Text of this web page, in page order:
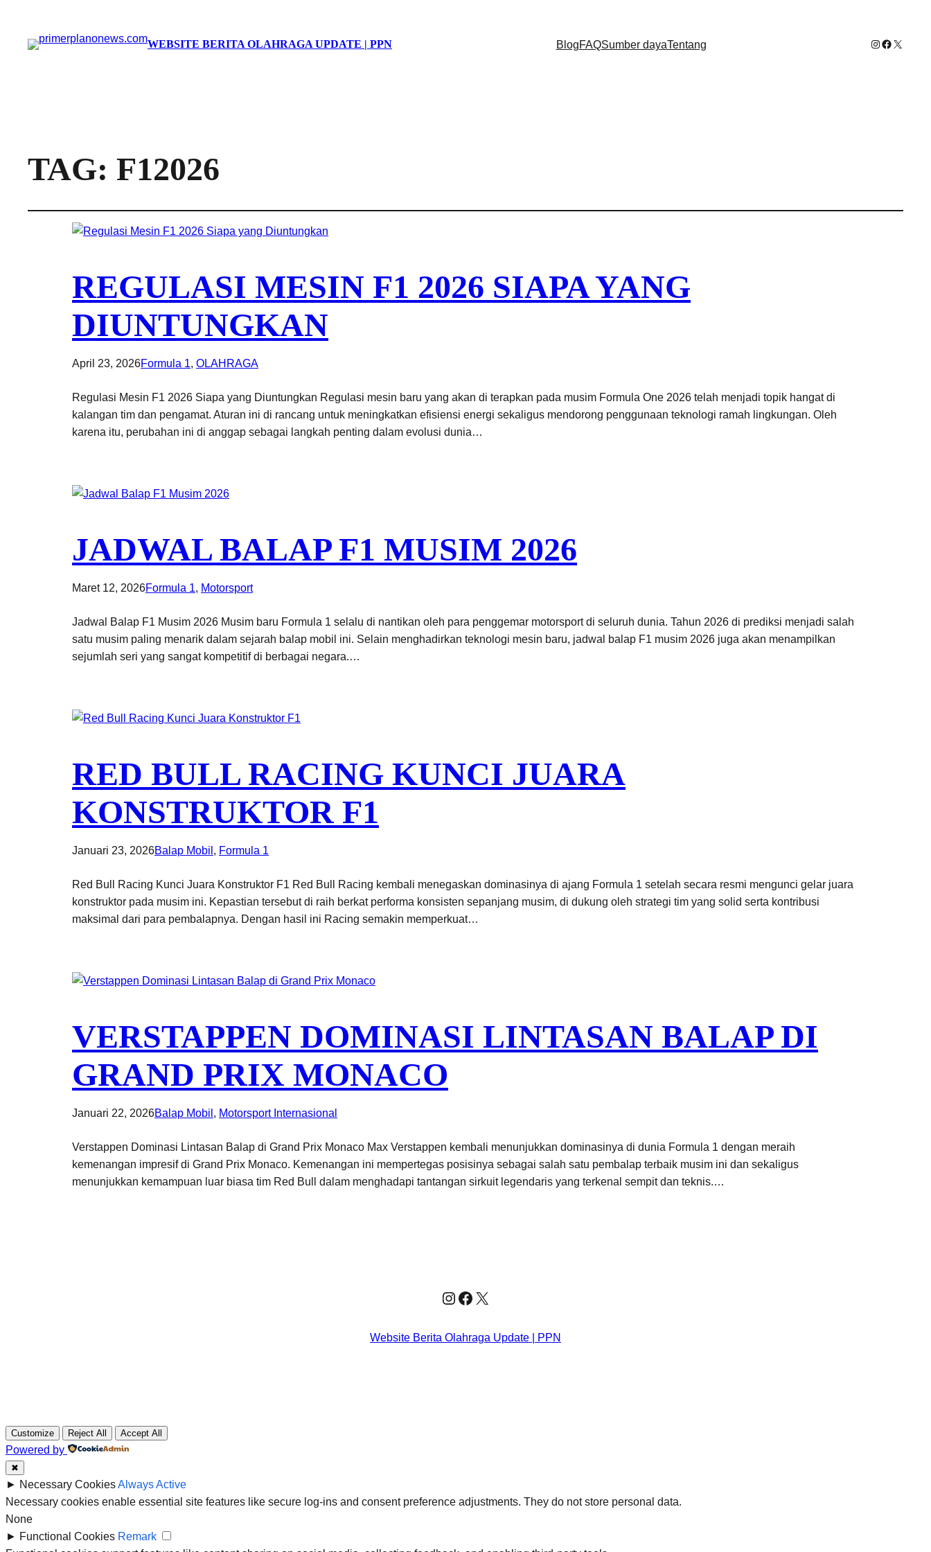
WEBSITE BERITA OLAHRAGA UPDATE | PPN BlogFAQSumber dayaTentang Instagram
Facebook
X
TAG: F12026
REGULASI MESIN F1 2026 SIAPA YANG
DIUNTUNGKAN
April 23, 2026Formula 1, OLAHRAGA
Regulasi Mesin F1 2026 Siapa yang Diuntungkan Regulasi mesin baru yang akan di terapkan pada musim Formula One 2026 telah menjadi topik hangat di
kalangan tim dan pengamat. Aturan ini di rancang untuk meningkatkan efisiensi energi sekaligus mendorong penggunaan teknologi ramah lingkungan. Oleh
karena itu, perubahan ini di anggap sebagai langkah penting dalam evolusi dunia…
JADWAL BALAP F1 MUSIM 2026
Maret 12, 2026Formula 1, Motorsport
Jadwal Balap F1 Musim 2026 Musim baru Formula 1 selalu di nantikan oleh para penggemar motorsport di seluruh dunia. Tahun 2026 di prediksi menjadi salah
satu musim paling menarik dalam sejarah balap mobil ini. Selain menghadirkan teknologi mesin baru, jadwal balap F1 musim 2026 juga akan menampilkan
sejumlah seri yang sangat kompetitif di berbagai negara.…
RED BULL RACING KUNCI JUARA
KONSTRUKTOR F1
Januari 23, 2026Balap Mobil , Formula 1
Red Bull Racing Kunci Juara Konstruktor F1 Red Bull Racing kembali menegaskan dominasinya di ajang Formula 1 setelah secara resmi mengunci gelar juara
konstruktor pada musim ini. Kepastian tersebut di raih berkat performa konsisten sepanjang musim, di dukung oleh strategi tim yang solid serta kontribusi
maksimal dari para pembalapnya. Dengan hasil ini Racing semakin memperkuat…
VERSTAPPEN DOMINASI LINTASAN BALAP DI
GRAND PRIX MONACO
Januari 22, 2026Balap Mobil , Motorsport Internasional
Verstappen Dominasi Lintasan Balap di Grand Prix Monaco Max Verstappen kembali menunjukkan dominasinya di dunia Formula 1 dengan meraih
kemenangan impresif di Grand Prix Monaco. Kemenangan ini mempertegas posisinya sebagai salah satu pembalap terbaik musim ini dan sekaligus
menunjukkan kemampuan luar biasa tim Red Bull dalam menghadapi tantangan sirkuit legendaris yang terkenal sempit dan teknis.…
Instagram
Facebook
X
Website Berita Olahraga Update | PPN
Customize Reject All Accept All
Powered by
✖
► Necessary CookiesAlways Active
Necessary cookies enable essential site features like secure log-ins and consent preference adjustments. They do not store personal data.
None
► Functional Cookies Remark